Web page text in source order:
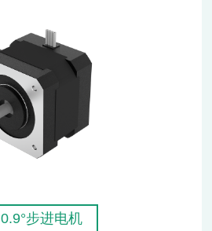
0.9°步进电机